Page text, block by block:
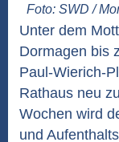
Foto: SWD /
Unter dem
Dormagen bis
Paul-Wierich-
Rathaus neu
Wochen wird
und